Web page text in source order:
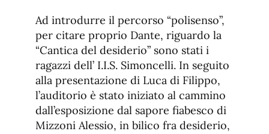
Ad introdurre il percorso “polisenso”,
per citare proprio Dante, riguardo la
“Cantica del desiderio” sono stati i
ragazzi dell’ I.I.S. Simoncelli. In seguito
alla presentazione di Luca di Filippo,
l’auditorio è stato iniziato al cammino
dall’esposizione dal sapore fiabesco di
Mizzoni Alessio, in bilico fra desiderio,